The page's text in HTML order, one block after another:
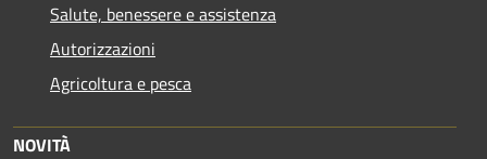
Salute, benessere e assistenza
Autorizzazioni
Agricoltura e pesca
NOVITÀ